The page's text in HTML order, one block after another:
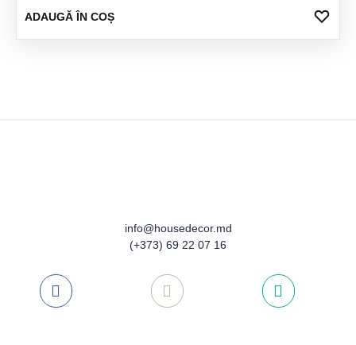
ADAUGĂ ÎN COȘ
info@housedecor.md
(+373) 69 22 07 16